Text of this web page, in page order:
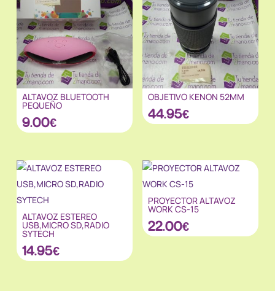
ALTAVOZ BLUETOOTH
PEQUEÑO
9.00€
OBJETIVO KENON 52MM
44.95€
ALTAVOZ ESTEREO
USB,MICRO SD,RADIO
SYTECH
14.95€
PROYECTOR ALTAVOZ
WORK CS-15
22.00€